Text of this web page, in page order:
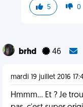
5 0
brhd 46
mardi 19 juillet 2016
Hmmm... Et ? Je